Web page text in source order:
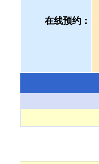
在线预约：